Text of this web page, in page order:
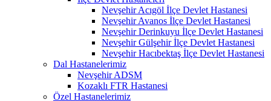
Nevşehir Acıgöl İlçe Devlet Hastanesi
Nevşehir Avanos İlçe Devlet Hastanesi
Nevşehir Derinkuyu İlçe Devlet Hastanesi
Nevşehir Gülşehir İlçe Devlet Hastanesi
Nevşehir Hacıbektaş İlçe Devlet Hastanesi
Dal Hastanelerimiz
Nevşehir ADSM
Kozaklı FTR Hastanesi
Özel Hastanelerimiz